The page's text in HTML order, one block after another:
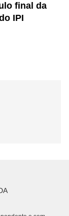
final da
IPI